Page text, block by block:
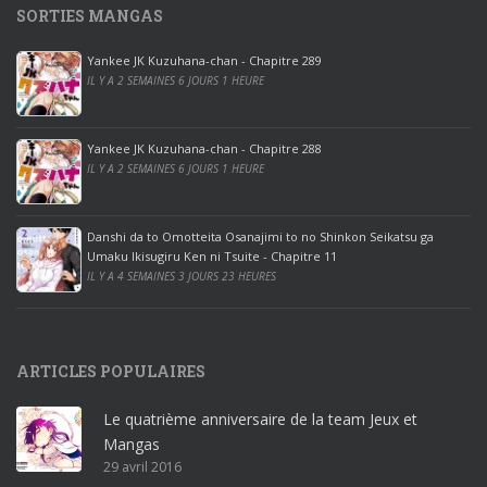
0
p
r
o
o
ff
i
c
e
2
0
1
r
o
ff
i
SORTIES MANGAS
Yankee JK Kuzuhana-chan - Chapitre 289
IL Y A 2 SEMAINES 6 JOURS 1 HEURE
Yankee JK Kuzuhana-chan - Chapitre 288
IL Y A 2 SEMAINES 6 JOURS 1 HEURE
Danshi da to Omotteita Osanajimi to no Shinkon Seikatsu ga
Umaku Ikisugiru Ken ni Tsuite - Chapitre 11
IL Y A 4 SEMAINES 3 JOURS 23 HEURES
ARTICLES POPULAIRES
Le quatrième anniversaire de la team Jeux et
Mangas
29 avril 2016